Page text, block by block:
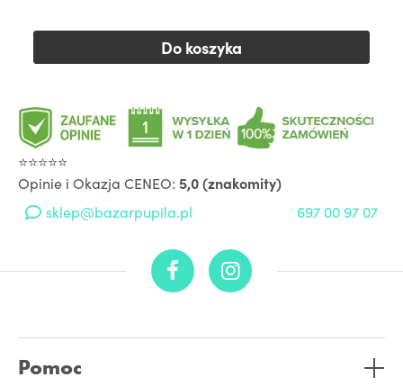
Do koszyka
⭐⭐⭐⭐⭐
Opinie i Okazja CENEO: 5,0 (znakomity)
sklep@bazarpupila.pl
697 00 97 07
Pomoc